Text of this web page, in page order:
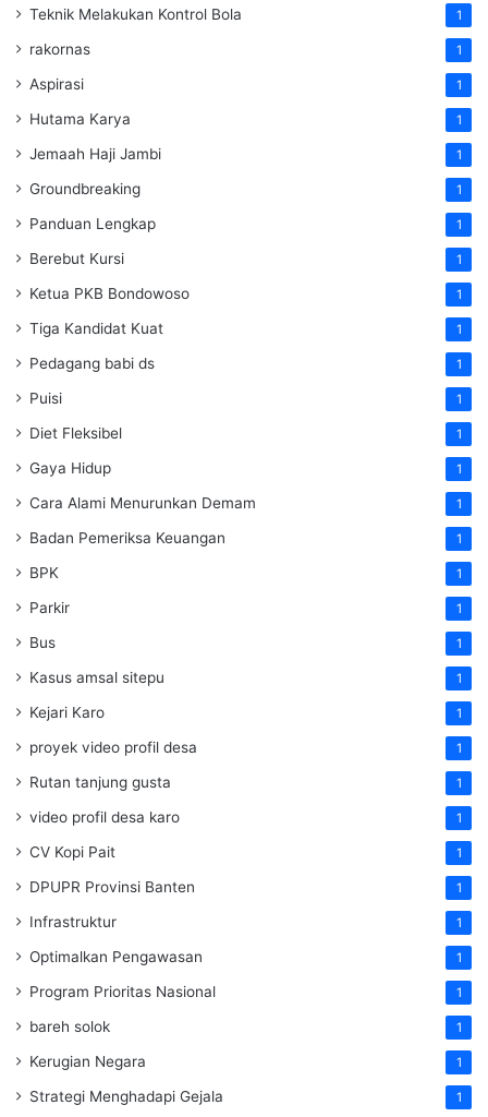
Teknik Melakukan Kontrol Bola 1
rakornas 1
Aspirasi 1
Hutama Karya 1
Jemaah Haji Jambi 1
Groundbreaking 1
Panduan Lengkap 1
Berebut Kursi 1
Ketua PKB Bondowoso 1
Tiga Kandidat Kuat 1
Pedagang babi ds 1
Puisi 1
Diet Fleksibel 1
Gaya Hidup 1
Cara Alami Menurunkan Demam 1
Badan Pemeriksa Keuangan 1
BPK 1
Parkir 1
Bus 1
Kasus amsal sitepu 1
Kejari Karo 1
proyek video profil desa 1
Rutan tanjung gusta 1
video profil desa karo 1
CV Kopi Pait 1
DPUPR Provinsi Banten 1
Infrastruktur 1
Optimalkan Pengawasan 1
Program Prioritas Nasional 1
bareh solok 1
Kerugian Negara 1
Strategi Menghadapi Gejala 1